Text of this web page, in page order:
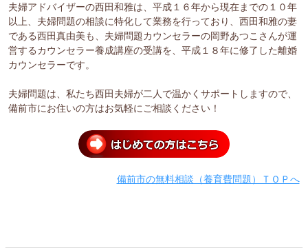
夫婦アドバイザーの西田和雅は、平成１６年から現在までの１０年
以上、夫婦問題の相談に特化して業務を行っており、西田和雅の妻
である西田真由美も、夫婦問題カウンセラーの岡野あつこさんが運
営するカウンセラー養成講座の受講を、平成１８年に修了した離婚
カウンセラーです。
夫婦問題は、私たち西田夫婦が二人で温かくサポートしますので、
備前市にお住いの方はお気軽にご相談ください！
備前市の無料相談（養育費問題）ＴＯＰへ